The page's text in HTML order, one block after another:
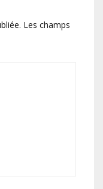
Les champs